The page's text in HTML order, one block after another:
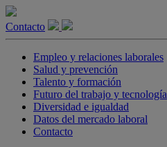
Contacto
Empleo y relaciones laborales
Salud y prevención
Talento y formación
Futuro del trabajo y tecnología
Diversidad e igualdad
Datos del mercado laboral
Contacto